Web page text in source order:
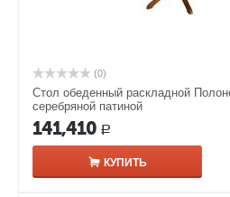
(0)
Стол обеденный раскладной
серебряной патиной
141,410 Р
КУПИТЬ